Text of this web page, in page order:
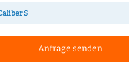
S
Anfrage senden